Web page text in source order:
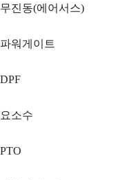
무진동(에어서스)
파워게이트
DPF
요소수
PTO